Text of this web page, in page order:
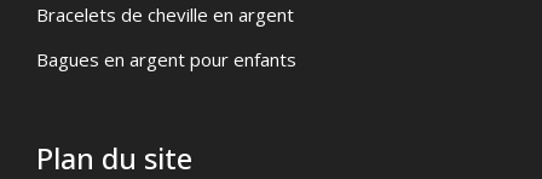
Bracelets de cheville en argent
Bagues en argent pour enfants
Plan du site